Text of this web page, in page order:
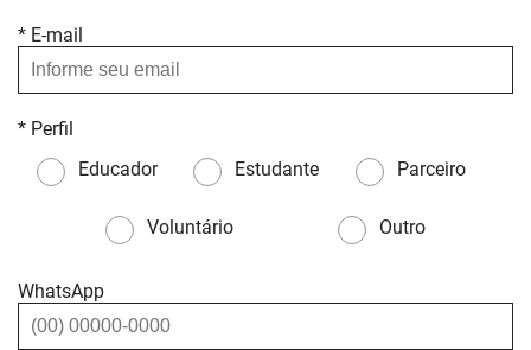
* E-mail
* Perfil
Educador
Estudante Parceiro
Voluntário Outro
WhatsApp